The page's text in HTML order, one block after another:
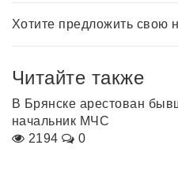
Хотите предложить свою
Читайте также
В Брянске арестован
начальник МЧС
2194
0